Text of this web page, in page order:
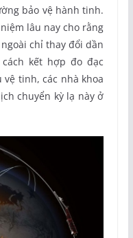
bảo vệ hành tinh.
lâu nay cho rằng
chỉ thay đổi dần
kết hợp đo đạc
tinh, các nhà khoa
chuyển kỳ lạ này ở